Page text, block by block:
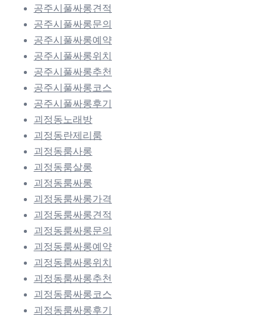
공주시풀싸롱견적
공주시풀싸롱문의
공주시풀싸롱예약
공주시풀싸롱위치
공주시풀싸롱추천
공주시풀싸롱코스
공주시풀싸롱후기
괴정동노래방
괴정동란제리룸
괴정동룸사롱
괴정동룸살롱
괴정동룸싸롱
괴정동룸싸롱가격
괴정동룸싸롱견적
괴정동룸싸롱문의
괴정동룸싸롱예약
괴정동룸싸롱위치
괴정동룸싸롱추천
괴정동룸싸롱코스
괴정동룸싸롱후기